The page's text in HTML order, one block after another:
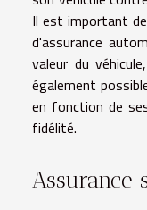
Il est important
d'assurance
valeur du
également
en fonction de
fidélité.
Assurance